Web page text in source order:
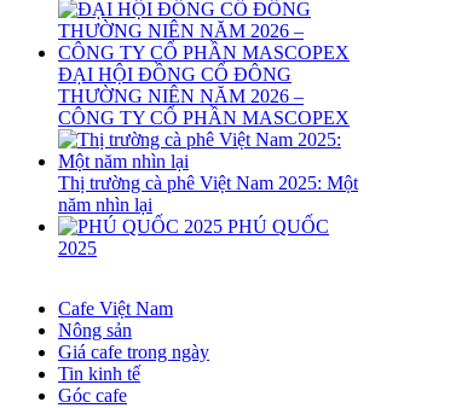
ĐẠI HỘI ĐỒNG CỔ ĐÔNG
THƯỜNG NIÊN NĂM 2026 –
CÔNG TY CỔ PHẦN MASCOPEX
Thị trường cà phê Việt Nam 2025: Một
năm nhìn lại
PHÚ QUỐC
2025
Cafe Việt Nam
Nông sản
Giá cafe trong ngày
Tin kinh tế
Góc cafe